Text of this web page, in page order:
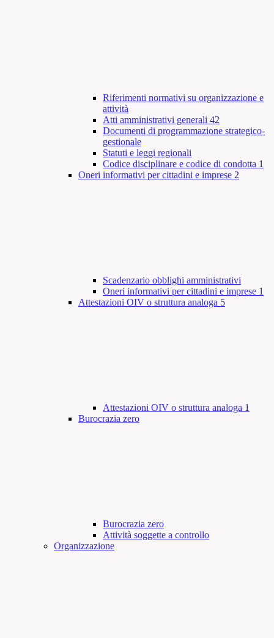
Riferimenti normativi su organizzazione e
attività
Atti amministrativi generali 42
Documenti di programmazione strategico-
gestionale
Statuti e leggi regionali
Codice disciplinare e codice di condotta 1
Oneri informativi per cittadini e imprese 2
Scadenzario obblighi amministrativi
Oneri informativi per cittadini e imprese 1
Attestazioni OIV o struttura analoga 5
Attestazioni OIV o struttura analoga 1
Burocrazia zero
Burocrazia zero
Attività soggette a controllo
Organizzazione